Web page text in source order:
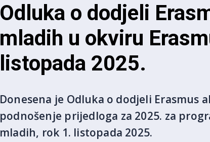
Odluka o dodjeli
mladih u okviru
listopada 2025.
Donesena je Odluka o dodjeli
podnošenje prijedloga za 2025. za
mladih, rok 1. listopada 2025.